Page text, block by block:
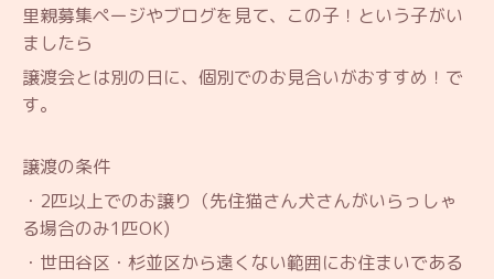
里親募集ページやブログを見て、この子！という子がい
ましたら
譲渡会とは別の日に、個別でのお見合いがおすすめ！で
す。
譲渡の条件
・2匹以上でのお譲り（先住猫さん犬さんがいらっしゃ
る場合のみ1匹OK)
・世田谷区・杉並区から遠くない範囲にお住まいである